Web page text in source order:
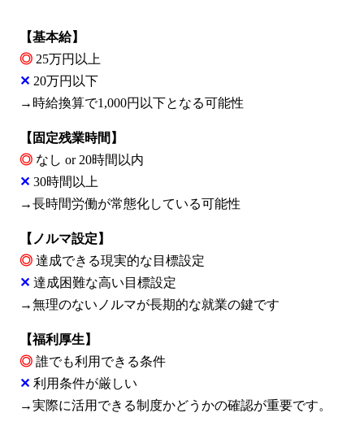
【基本給】
◎ 25万円以上
✕ 20万円以下
→時給換算で1,000円以下となる可能性
【固定残業時間】
◎ なし or 20時間以内
✕ 30時間以上
→長時間労働が常態化している可能性
【ノルマ設定】
◎ 達成できる現実的な目標設定
✕ 達成困難な高い目標設定
→無理のないノルマが長期的な就業の鍵です
【福利厚生】
◎ 誰でも利用できる条件
✕ 利用条件が厳しい
→実際に活用できる制度かどうかの確認が重要です。